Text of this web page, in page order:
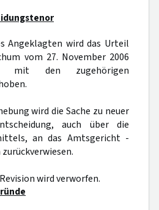
Angeklagten wird das Urteil
vom 27. November 2006
mit den zugehörigen
wird die Sache zu neuer
auch über die
an das Amtsgericht -
wird verworfen.